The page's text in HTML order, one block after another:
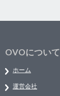
OVOについて
ホーム
運営会社